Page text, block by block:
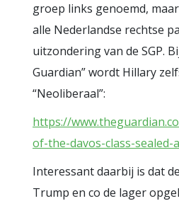
groep links genoemd,
alle Nederlandse rechtse
uitzondering van de SGP.
Guardian” wordt Hillary
“Neoliberaal”:
https://
of-the-davos-class-sealed-
Interessant daarbij is dat
Trump en co de lager